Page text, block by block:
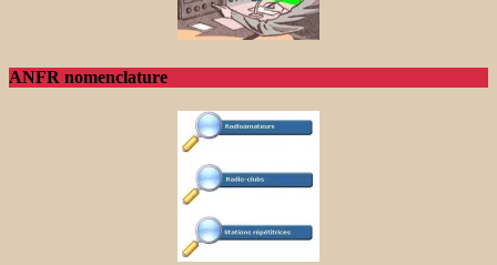
ANFR nomenclature